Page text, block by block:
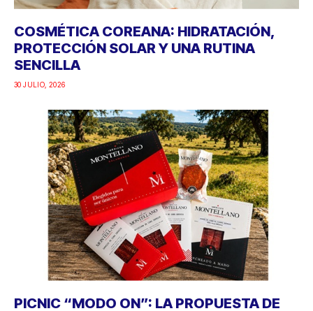
COSMÉTICA COREANA: HIDRATACIÓN,
PROTECCIÓN SOLAR Y UNA RUTINA
SENCILLA
30 JULIO, 2026
PICNIC “MODO ON”: LA PROPUESTA DE